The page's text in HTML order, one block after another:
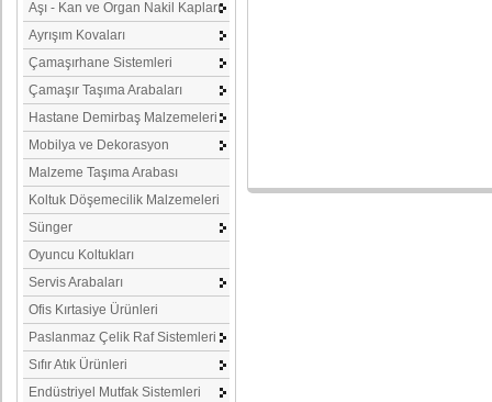
Aşı - Kan ve Organ Nakil Kapları
Ayrışım Kovaları
Çamaşırhane Sistemleri
Çamaşır Taşıma Arabaları
Hastane Demirbaş Malzemeleri
Mobilya ve Dekorasyon
Malzeme Taşıma Arabası
Koltuk Döşemecilik Malzemeleri
Sünger
Oyuncu Koltukları
Servis Arabaları
Ofis Kırtasiye Ürünleri
Paslanmaz Çelik Raf Sistemleri
Sıfır Atık Ürünleri
Endüstriyel Mutfak Sistemleri